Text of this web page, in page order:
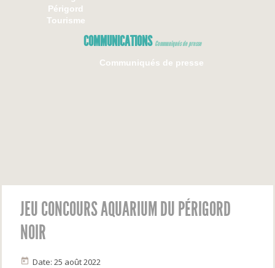
Périgord
Tourisme
COMMUNICATIONS Communiqués de presse
Communiqués de presse
JEU CONCOURS AQUARIUM DU PÉRIGORD
NOIR
Date: 25 août 2022